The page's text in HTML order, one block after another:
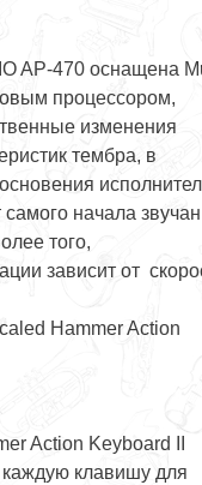
AP-470 оснащена
процессором,
изменения
тембра, в
начала
того,
зависит от
Hammer Action
Action Keyboard II
каждую клавишу для